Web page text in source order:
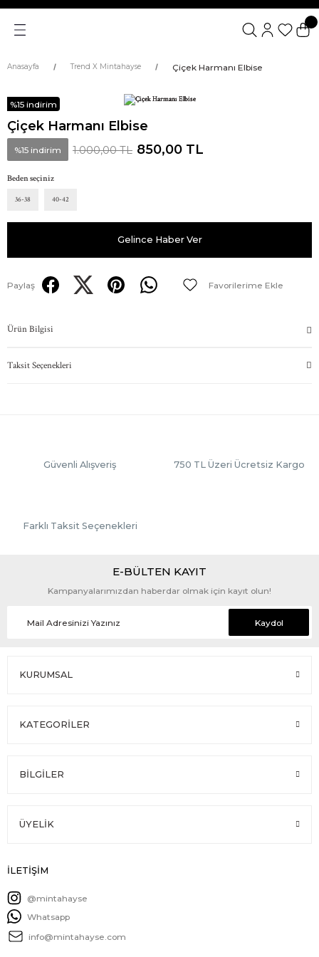
Anasayfa Trend X Mintahayse Çiçek Harmanı Elbise
%15 indirim
Çiçek Harmanı Elbise
%15 indirim 1.000,00 TL 850,00 TL
Beden seçiniz
36-38 40-42
Gelince Haber Ver
Paylaş
Ürün Bilgisi
Taksit Seçenekleri
Güvenli Alışveriş 750 TL Üzeri Ücretsiz Kargo
Farklı Taksit Seçenekleri
E-BÜLTEN KAYIT
Kampanyalarımızdan haberdar olmak için kayıt olun!
Kaydol
KURUMSAL
KATEGORİLER
BİLGİLER
ÜYELİK
İLETİŞİM
@mintahayse
Whatsapp
info@mintahayse.com